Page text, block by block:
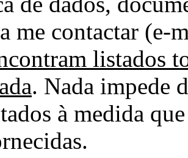
me contactar (e-
listados
. Nada impede
à medida